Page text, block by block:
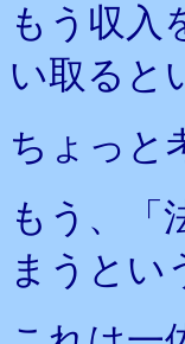
もう収入
い取ると
ちょっと
もう、「
まうとい